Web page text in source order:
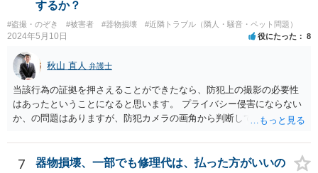
するか？
#盗撮・のぞき #被害者 #器物損壊 #近隣トラブル（隣人・騒音・ペット問題）
2024年5月10日 役にたった 8
秋山 直人 弁護士
当該行為の証拠を押さえることができたなら、防犯上の撮影の必要性
はあったということになると思います。 プライバシー侵害にならない
か、の問題はありますが、防犯カメラの画角から判断して、隣人のプ
「盗撮」という指摘はあたらないのではないか、と思います。
7
器物損壊、一部でも修理代は、払った方がいいの